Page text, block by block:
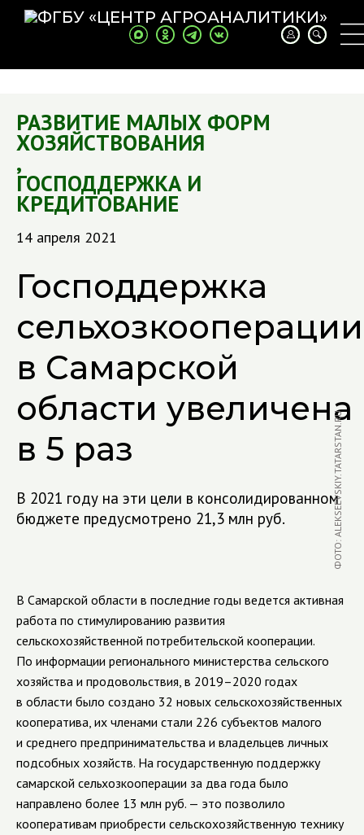
РАЗВИТИЕ МАЛЫХ ФОРМ
ХОЗЯЙСТВОВАНИЯ
,
ГОСПОДДЕРЖКА И
КРЕДИТОВАНИЕ
14 апреля 2021
Господдержка
сельхозкооперации
в Самарской
области увеличена
в 5 раз
В 2021 году на эти цели в консолидированном
бюджете предусмотрено 21,3 млн руб.
ФОТО: ALEKSEEVSKIY.TATARSTAN.RU
В Самарской области в последние годы ведется активная
работа по стимулированию развития
сельскохозяйственной потребительской кооперации.
По информации регионального министерства сельского
хозяйства и продовольствия, в 2019–2020 годах
в области было создано 32 новых сельскохозяйственных
кооператива, их членами стали 226 субъектов малого
и среднего предпринимательства и владельцев личных
подсобных хозяйств. На государственную поддержку
самарской сельхозкооперации за два года было
направлено более 13 млн руб. — это позволило
кооперативам приобрести сельскохозяйственную технику